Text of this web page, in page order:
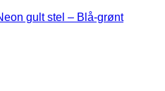
gult stel – Blå-grønt